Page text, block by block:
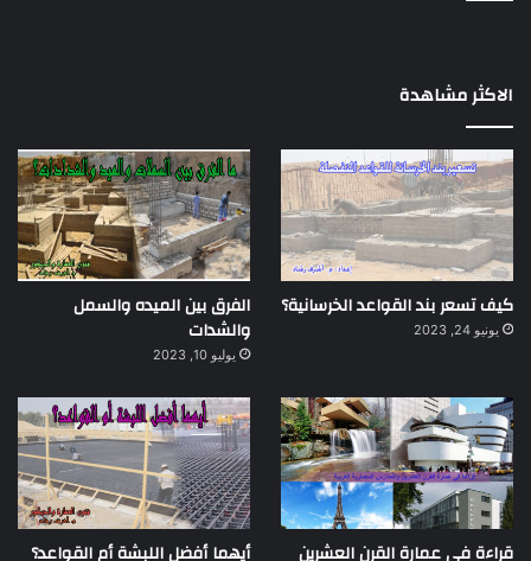
الاكثر مشاهدة
كيف تسعر بند القواعد الخرسانية؟
يونيو 24, 2023
الفرق بين الميده والسمل
والشدات
يوليو 10, 2023
قراءة في عمارة القرن العشرين أيهما أفضل اللبشة أم القواعد؟